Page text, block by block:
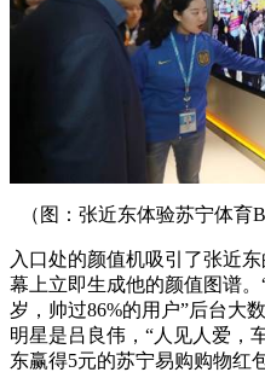
（图：张近东体验苏宁体育
入口处的颜值机吸引了张近
幕上立即生成他的颜值图谱
岁，帅过86%的用户”后台大
明星是吕良伟，“人见人爱，
东赢得5元的苏宁易购购物红包